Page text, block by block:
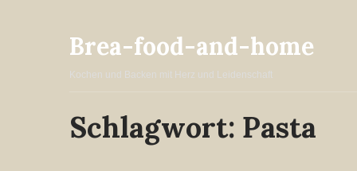
Brea-food-and-home
Kochen und Backen mit Herz und Leidenschaft
Schlagwort: Pasta